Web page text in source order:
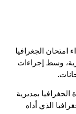
امتحان الجغرافيا
وسط إجراءات
بمديرية
الذي أداه